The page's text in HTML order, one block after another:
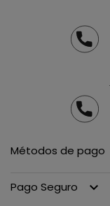
Métodos de pago
Pago Seguro keyboard_arrow_down